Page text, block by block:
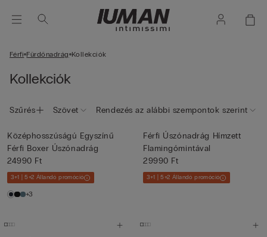
Férfi Fürdőnadrág Kollekciók
Kollekciók
Szűrés Szövet Rendezés az alábbi szempontok szerint
Középhosszúságú Egyszínű
Férfi Boxer Úszónadrág
24990 Ft
3+1 | 5+2 Állandó promóció
+3
Férfi Úszónadrág Hímzett
Flamingómintával
29990 Ft
3+1 | 5+2 Állandó promóció